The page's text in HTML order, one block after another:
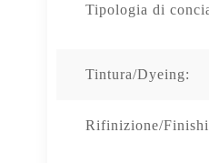
Tipologia di
Tintura/Dyeing:
Rifinizione/